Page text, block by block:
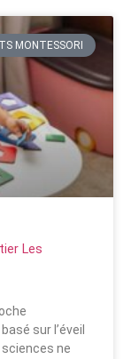
MONTESSORI
Les
sur l’éveil
ne